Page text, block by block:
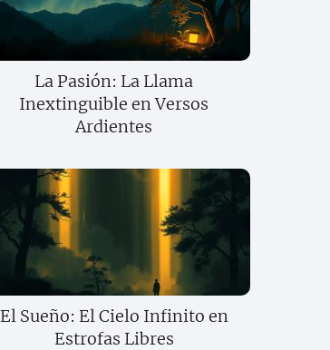
La Pasión: La Llama
Inextinguible en Versos
Ardientes
El Sueño: El Cielo Infinito en
Estrofas Libres